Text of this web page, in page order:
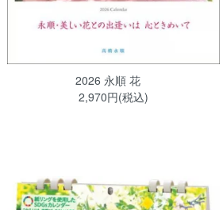
2026 永順 花
2,970円(税込)